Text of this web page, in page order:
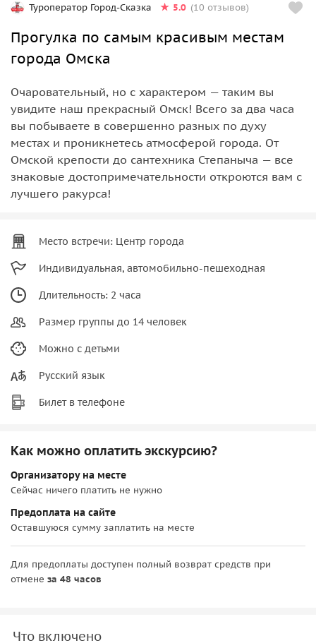
Туроператор Город-Сказка 5.0 (10 отзывов)
Прогулка по самым красивым местам
города Омска
Очаровательный, но с характером — таким вы
увидите наш прекрасный Омск! Всего за два часа
вы побываете в совершенно разных по духу
местах и проникнетесь атмосферой города. От
Омской крепости до сантехника Степаныча — все
знаковые достопримечательности откроются вам с
лучшего ракурса!
Место встречи: Центр города
Индивидуальная, автомобильно-пешеходная
Длительность: 2 часа
Размер группы до 14 человек
Можно с детьми
Русский язык
Билет в телефоне
Как можно оплатить экскурсию?
Организатору на месте
Сейчас ничего платить не нужно
Предоплата на сайте
Оставшуюся сумму заплатить на месте
Для предоплаты доступен полный возврат средств при
отмене за 48 часов
Что включено